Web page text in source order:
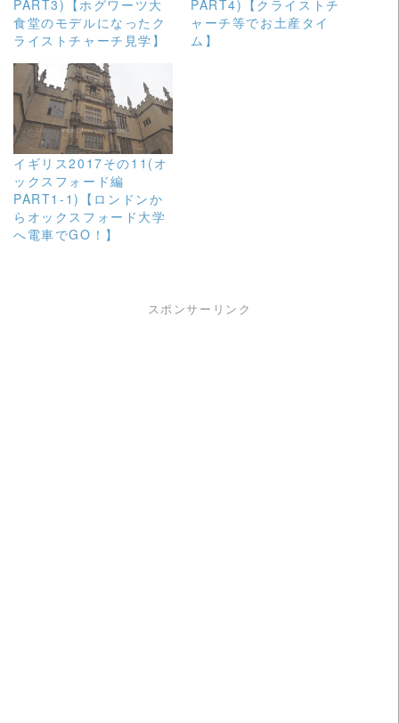
PART3)【ホグワーツ大
食堂のモデルになったク
ライストチャーチ見学】
PART4)【クライストチ
ャーチ等でお土産タイ
ム】
イギリス2017その11(オ
ックスフォード編
PART1-1)【ロンドンか
らオックスフォード大学
へ電車でGO！】
スポンサーリンク